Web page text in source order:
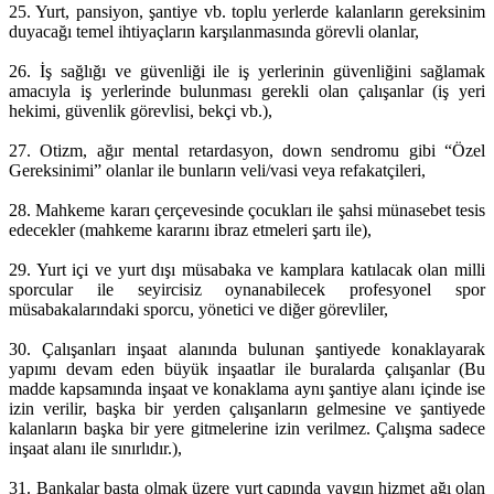
25. Yurt, pansiyon, şantiye vb. toplu yerlerde kalanların gereksinim
duyacağı temel ihtiyaçların karşılanmasında görevli olanlar,
26. İş sağlığı ve güvenliği ile iş yerlerinin güvenliğini sağlamak
amacıyla iş yerlerinde bulunması gerekli olan çalışanlar (iş yeri
hekimi, güvenlik görevlisi, bekçi vb.),
27. Otizm, ağır mental retardasyon, down sendromu gibi “Özel
Gereksinimi” olanlar ile bunların veli/vasi veya refakatçileri,
28. Mahkeme kararı çerçevesinde çocukları ile şahsi münasebet tesis
edecekler (mahkeme kararını ibraz etmeleri şartı ile),
29. Yurt içi ve yurt dışı müsabaka ve kamplara katılacak olan milli
sporcular ile seyircisiz oynanabilecek profesyonel spor
müsabakalarındaki sporcu, yönetici ve diğer görevliler,
30. Çalışanları inşaat alanında bulunan şantiyede konaklayarak
yapımı devam eden büyük inşaatlar ile buralarda çalışanlar (Bu
madde kapsamında inşaat ve konaklama aynı şantiye alanı içinde ise
izin verilir, başka bir yerden çalışanların gelmesine ve şantiyede
kalanların başka bir yere gitmelerine izin verilmez. Çalışma sadece
inşaat alanı ile sınırlıdır.),
31. Bankalar başta olmak üzere yurt çapında yaygın hizmet ağı olan